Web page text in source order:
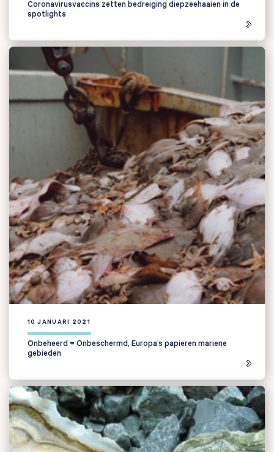
Coronavirusvaccins zetten bedreiging diepzeehaaien in de
spotlights
10 JANUARI 2021
Onbeheerd = Onbeschermd, Europa’s papieren mariene
gebieden